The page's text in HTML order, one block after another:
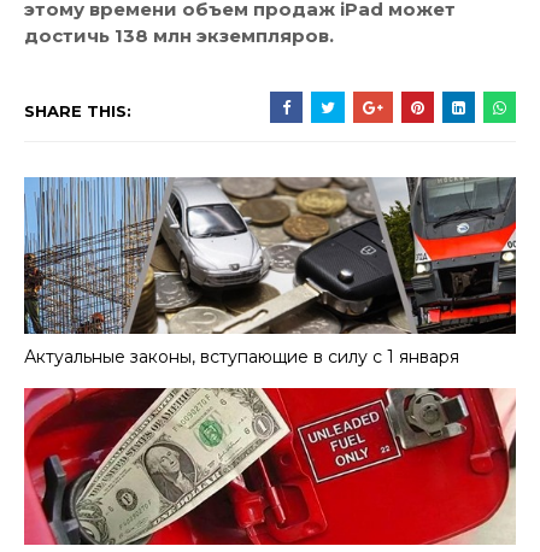
этому времени объем продаж iPad может
достичь 138 млн экземпляров.
SHARE THIS:
Актуальные законы, вступающие в силу с 1 января